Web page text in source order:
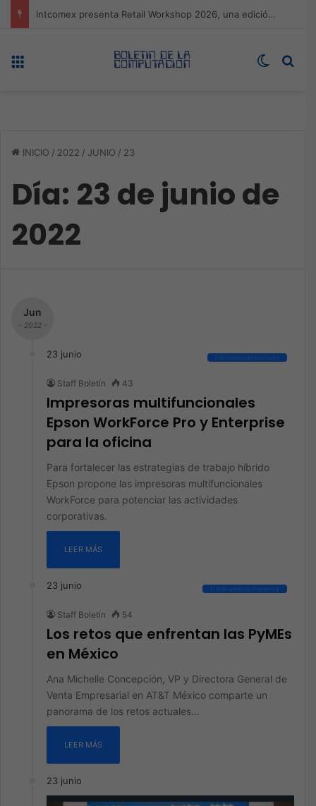
Expo technology CDMX, nueva sede con récord de audiencia
Switch
INICIO / 2022 / JUNIO / 23
Día: 23 de junio de
2022
Jun
- 2022 -
23 junio Electrónica de consumo
Staff Boletín 43
Impresoras multifuncionales
Epson WorkForce Pro y Enterprise
para la oficina
Para fortalecer las estrategias de trabajo híbrido
Epson propone las impresoras multifuncionales
WorkForce para potenciar las actividades
corporativas.
LEER MÁS
23 junio Entrenamiento Presencial
Staff Boletín 54
Los retos que enfrentan las PyMEs
en México
Ana Michelle Concepción, VP y Directora General de
Venta Empresarial en AT&T México comparte un
panorama de los retos actuales…
LEER MÁS
23 junio